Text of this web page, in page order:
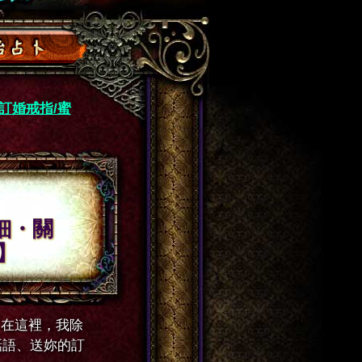
婚戒指/蜜
・關
這裡，我除
、送妳的訂